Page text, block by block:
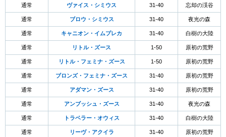
通常 ヴァイス・シミウス 31-40 忘却の渓谷
通常 ブロウ・シミウス 31-40 夜光の森
通常 キャニオン・イムプレカ 31-40 白樹の大陸
通常 リトル・ズース 1-50 原初の荒野
通常 リトル・フェミナ・ズース 1-50 原初の荒野
通常 ブロンズ・フェミナ・ズース 31-40 原初の荒野
通常 アダマン・ズース 31-40 原初の荒野
通常 アンブッシュ・ズース 31-40 夜光の森
通常 トラベラー・オウィス 31-40 白樹の大陸
通常 リーヴ・アクイラ 31-40 原初の荒野